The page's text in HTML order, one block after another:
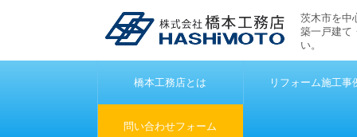
茨木市を中
築一戸建て
い。
橋本工務店とは リフォーム施工事
問い合わせフォーム